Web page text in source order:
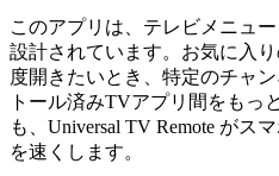
このアプリは、テレビメニュ
設計されています。お気に入
度開きたいとき、特定のチャ
トール済みTVアプリ間をもっ
も、Universal TV Remote がス
を速くします。